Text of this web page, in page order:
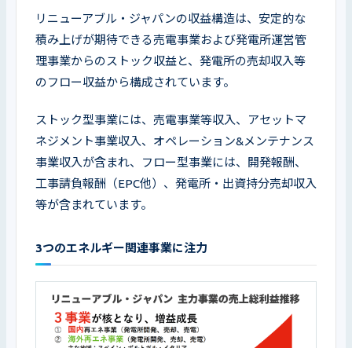
リニューアブル・ジャパンの収益構造は、安定的な
積み上げが期待できる売電事業および発電所運営管
理事業からのストック収益と、発電所の売却収入等
のフロー収益から構成されています。
ストック型事業には、売電事業等収入、アセットマ
ネジメント事業収入、オペレーション&メンテナンス
事業収入が含まれ、フロー型事業には、開発報酬、
工事請負報酬（EPC他）、発電所・出資持分売却収入
等が含まれています。
3つのエネルギー関連事業に注力